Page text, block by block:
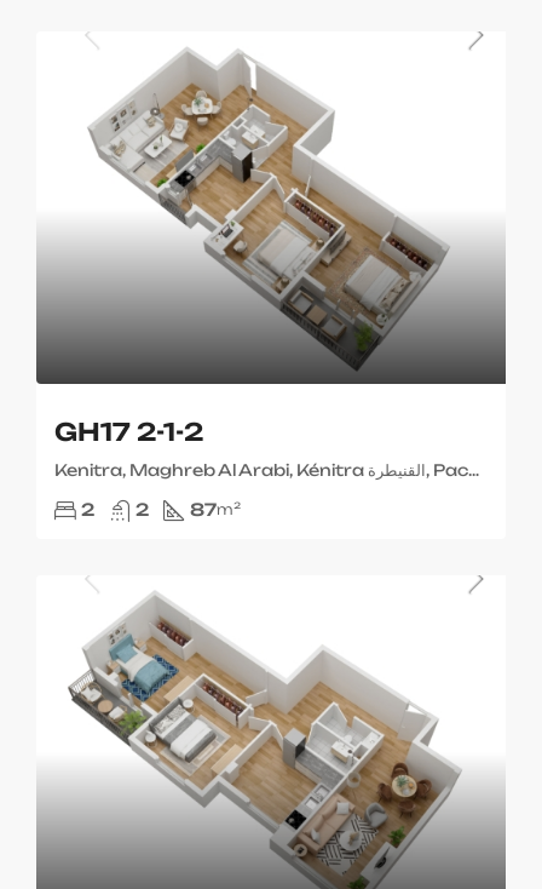
GH17 2-1-2
Kenitra, Maghreb Al Arabi, Kénitra القنيطرة, Pachalik de Kenitra باشوية القنيطرة, Province de Kenitra إقليم القنيطرة, 14080, Maroc ⵍⵎⵖⵔⵉⴱ المغرب
2 2 87m²